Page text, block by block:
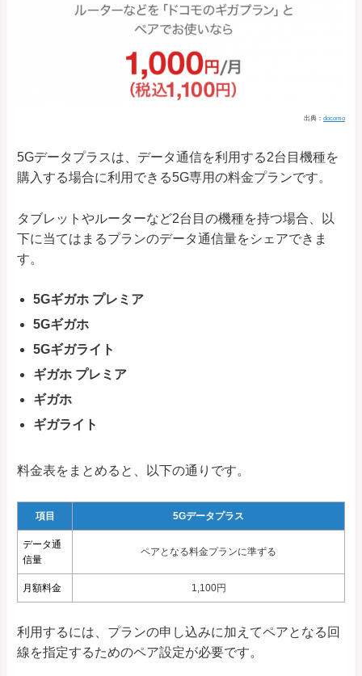
出典： docomo
5Gデータプラスは、データ通信を利用する2台目機種を
購入する場合に利用できる5G専用の料金プランです。
タブレットやルーターなど2台目の機種を持つ場合、以
下に当てはまるプランのデータ通信量をシェアできま
す。
5Gギガホ プレミア
5Gギガホ
5Gギガライト
ギガホ プレミア
ギガホ
ギガライト
料金表をまとめると、以下の通りです。
項目 5Gデータプラス
データ通
信量
ペアとなる料金プランに準ずる
月額料金 1,100円
利用するには、プランの申し込みに加えてペアとなる回
線を指定するためのペア設定が必要です。